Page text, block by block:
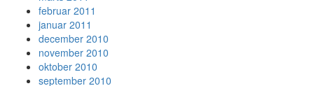
februar 2011
januar 2011
december 2010
november 2010
oktober 2010
september 2010